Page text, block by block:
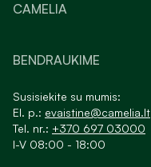
CAMELIA
BENDRAUKIME
Susisiekite su mumis:
El. p.: evaistine@camelia.lt
Tel. nr.: +370 697 03000
I-V 08:00 - 18:00